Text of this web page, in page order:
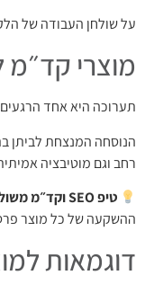
על שולחן העבודה של
מוצרי קד״מ
תערוכה היא אחד הרגעים
הנוסחה המנצחת לביתן
רחב וגם מוטיבציה
טיפ SEO וקד״מ משולב:
ההשקעה של כל מוצר
דוגמאות